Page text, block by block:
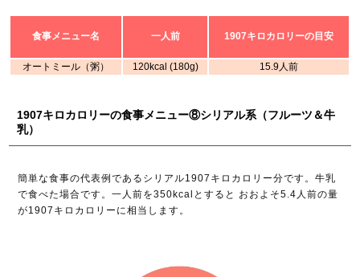
食事メニュー名 一人前 1907キロカロリーの目安
オートミール（粥） 120kcal (180g) 15.9人前
1907キロカロリーの食事メニュー⑧シリアル系（フルーツ＆牛
乳）
簡単な食事の代表例であるシリアル1907キロカロリー分です。牛乳
で食べた場合です。一人前を350kcalとすると おおよそ5.4人前の量
が1907キロカロリーに相当します。